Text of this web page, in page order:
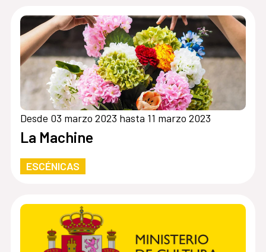
Desde 03 marzo 2023 hasta 11 marzo 2023
La Machine
ESCÉNICAS